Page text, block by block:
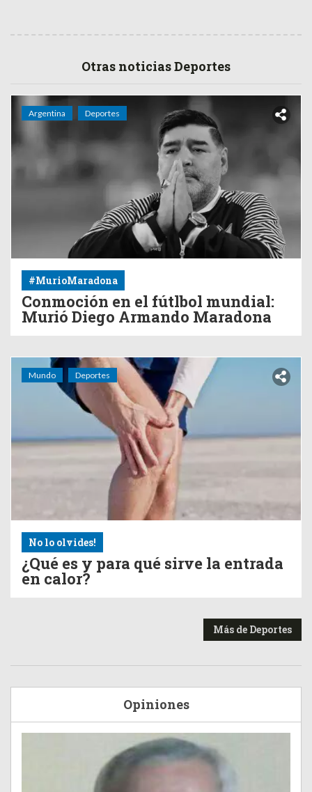
Otras noticias Deportes
Argentina Deportes
#MurioMaradona
Conmoción en el fútlbol mundial:
Murió Diego Armando Maradona
Mundo Deportes
No lo olvides!
¿Qué es y para qué sirve la entrada
en calor?
Más de Deportes
Opiniones